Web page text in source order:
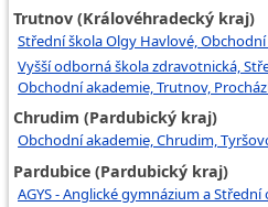
Trutnov (Královéhradecký kraj)
Střední škola Olgy Havlové, Obchodní
Vyšší odborná škola zdravotnická,
Obchodní akademie, Trutnov,
Chrudim (Pardubický kraj)
Obchodní akademie, Chrudim,
Pardubice (Pardubický kraj)
AGYS - Anglické gymnázium a